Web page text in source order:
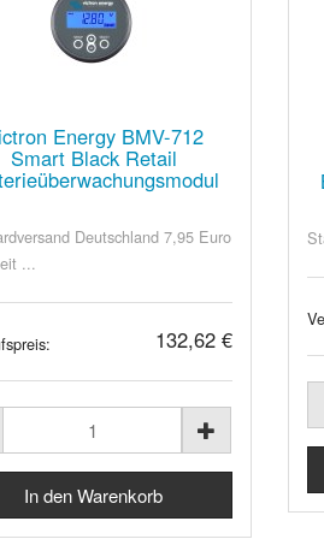
Energy BMV-712
Smart Black Retail
Deutschland 7,95 Euro
...
132,62 €